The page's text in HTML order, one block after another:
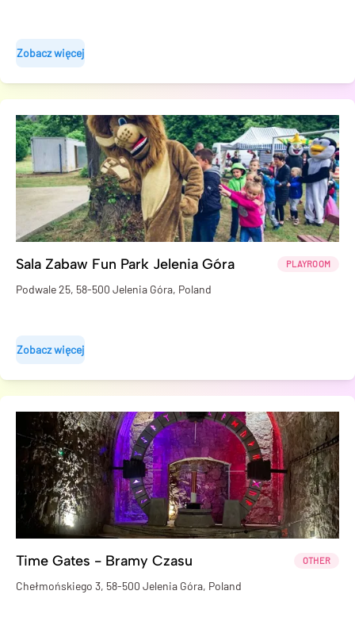
Zobacz więcej
Sala Zabaw Fun Park Jelenia Góra PLAYROOM
Podwale 25, 58-500 Jelenia Góra, Poland
Zobacz więcej
Time Gates - Bramy Czasu OTHER
Chełmońskiego 3, 58-500 Jelenia Góra, Poland